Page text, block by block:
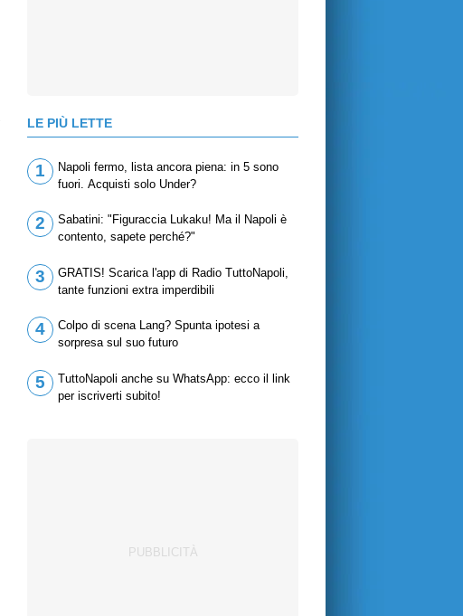
LE PIÙ LETTE
1
Napoli fermo, lista ancora piena: in 5 sono
fuori. Acquisti solo Under?
2
Sabatini: "Figuraccia Lukaku! Ma il Napoli è
contento, sapete perché?"
3
GRATIS! Scarica l'app di Radio TuttoNapoli,
tante funzioni extra imperdibili
4
Colpo di scena Lang? Spunta ipotesi a
sorpresa sul suo futuro
5
TuttoNapoli anche su WhatsApp: ecco il link
per iscriverti subito!